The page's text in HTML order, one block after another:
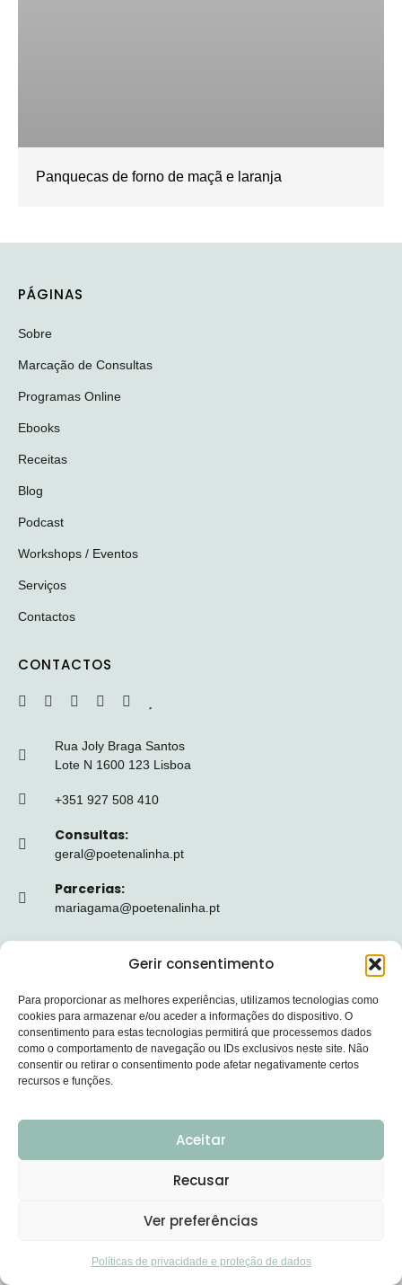
Gerir consentimento
Para proporcionar as melhores experiências, utilizamos tecnologias como
cookies para armazenar e/ou aceder a informações do dispositivo. O
consentimento para estas tecnologias permitirá que processemos dados
como o comportamento de navegação ou IDs exclusivos neste site. Não
consentir ou retirar o consentimento pode afetar negativamente certos
recursos e funções.
Aceitar
Recusar
Ver preferências
Políticas de privacidade e proteção de dados
Panquecas de forno de maçã e laranja
PÁGINAS
Sobre
Marcação de Consultas
Programas Online
Ebooks
Receitas
Blog
Podcast
Workshops / Eventos
Serviços
Contactos
CONTACTOS
Rua Joly Braga Santos
Lote N 1600 123 Lisboa
+351 927 508 410
Consultas:
geral@poetenalinha.pt
Parcerias:
mariagama@poetenalinha.pt
INFORMAÇÕES LEGAIS
Política de privacidade
Termos e Condições
Livro de reclamações